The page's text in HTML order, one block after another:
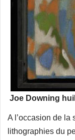
Joe Downing
A l’occasion de la
lithographies du